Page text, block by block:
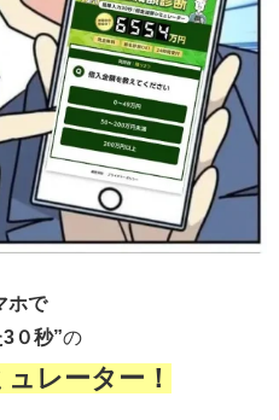
ホで
０秒”の
レーター！